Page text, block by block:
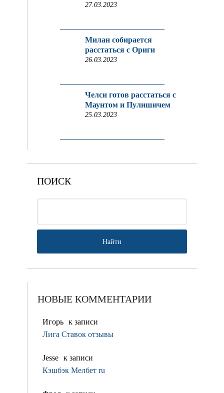
27.03.2023
Милан собирается
расстаться с Ориги
26.03.2023
Челси готов расстаться с
Маунтом и Пулишичем
25.03.2023
ПОИСК
НОВЫЕ КОММЕНТАРИИ
Игорь к записи
Лига Ставок отзывы
Jesse к записи
Кэшбэк Мелбет ru